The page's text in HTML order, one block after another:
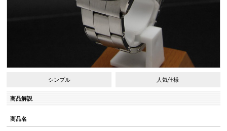
シンプル 人気仕様
商品解説
商品名